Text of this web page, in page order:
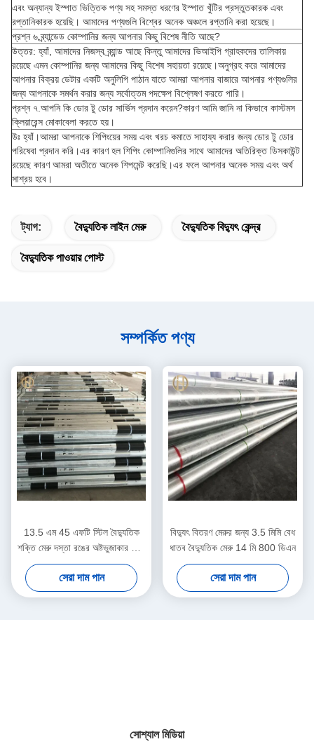
এবং অন্যান্য ইস্পাত ভিত্তিক পণ্য সহ সমস্ত ধরণের ইস্পাত খুঁটির প্রস্তুতকারক এবং
রপ্তানিকারক হয়েছি। আমাদের পণ্যগুলি বিশ্বের অনেক অঞ্চলে রপ্তানি করা হয়েছে।
প্রশ্ন ৬.ব্র্যান্ডেড কোম্পানির জন্য আপনার কিছু বিশেষ নীতি আছে?
উত্তর: হ্যাঁ, আমাদের নিজস্ব ব্র্যান্ড আছে কিন্তু আমাদের ভিআইপি গ্রাহকদের তালিকায়
রয়েছে এমন কোম্পানির জন্য আমাদের কিছু বিশেষ সহায়তা রয়েছে।অনুগ্রহ করে আমাদের
আপনার বিক্রয় ডেটার একটি অনুলিপি পাঠান যাতে আমরা আপনার বাজারে আপনার পণ্যগুলির
জন্য আপনাকে সমর্থন করার জন্য সর্বোত্তম পদক্ষেপ বিশ্লেষণ করতে পারি।
প্রশ্ন ৭.আপনি কি ডোর টু ডোর সার্ভিস প্রদান করেন?কারণ আমি জানি না কিভাবে কাস্টমস
ক্লিয়ারেন্স মোকাবেলা করতে হয়।
উঃ হ্যাঁ।আমরা আপনাকে শিপিংয়ের সময় এবং খরচ কমাতে সাহায্য করার জন্য ডোর টু ডোর
পরিষেবা প্রদান করি।এর কারণ হল শিপিং কোম্পানিগুলির সাথে আমাদের অতিরিক্ত ডিসকাউন্ট
রয়েছে কারণ আমরা অতীতে অনেক শিপমেন্ট করেছি।এর ফলে আপনার অনেক সময় এবং অর্থ
সাশ্রয় হবে।
ট্যাগ: বৈদ্যুতিক লাইন মেরু বৈদ্যুতিক বিদ্যুৎ কেন্দ্র
বৈদ্যুতিক পাওয়ার পোস্ট
সম্পর্কিত পণ্য
13.5 এম 45 এফটি স্টিল বৈদ্যুতিক
শক্তি মেরু দস্তা রঙের অষ্টভুজাকার ক্রস
বিভাগীয় আকার
সেরা দাম পান
বিদ্যুৎ বিতরণ মেরুর জন্য 3.5 মিমি বেধ
ধাতব বৈদ্যুতিক মেরু 14 মি 800 ডিএন
সেরা দাম পান
সোশ্যাল মিডিয়া